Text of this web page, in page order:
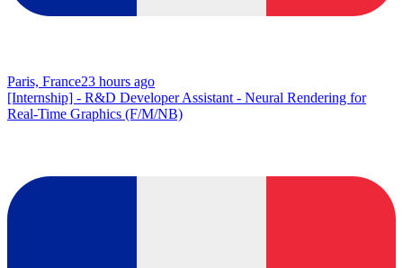
Paris, France23 hours ago
[Internship] - R&D Developer Assistant - Neural Rendering for
Real-Time Graphics (F/M/NB)